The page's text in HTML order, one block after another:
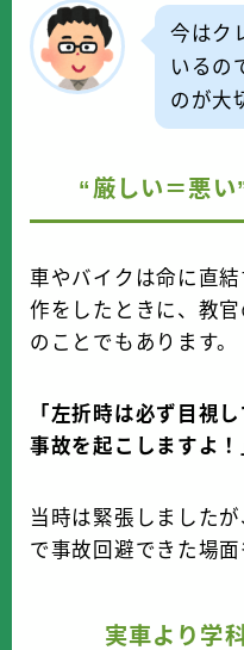
今はク
いるの
のが大
“厳しい＝悪い
車やバイクは命に直
作をしたときに、教
のことでもあります。
「左折時は必ず目視
事故を起こしますよ！
当時は緊張しました
で事故回避できた場面
実車より学